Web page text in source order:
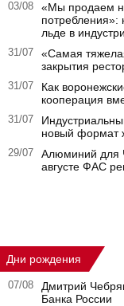
03/08
«Мы продаем
потребления»:
льде в
31/07
«Самая
закрытия
31/07
Как
кооперация
31/07
новый формат
29/07
Алюминий для
августе ФАС
Дни рождения
07/08
Дмитрий
Банка России